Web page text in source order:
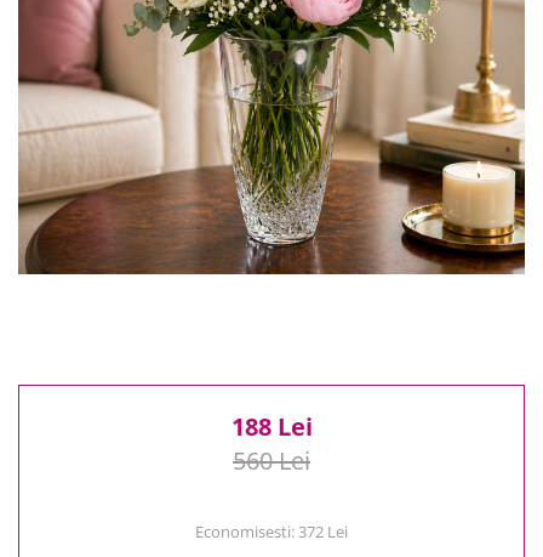
Cele mai votate
Cu video
Pret
0 Lei - 100 Lei
100 Lei - 200 Lei
200 Lei - 300 Lei
300 Lei - 500 Lei
500 Lei - 1000 Lei
1000 Lei +
188 Lei
560 Lei
Economisesti:372 Lei